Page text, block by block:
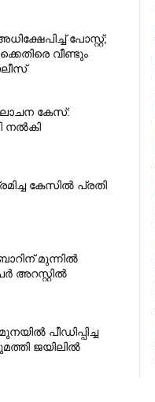
പോസ്റ്റ്;
വീണ്ടും
കേസ്:
നൽകി
കേസിൽ പ്രതി
മുന്നിൽ
അറസ്റ്റിൽ
പീഡിപ്പിച്ച
ജയിലിൽ
Share this link
Copy Link